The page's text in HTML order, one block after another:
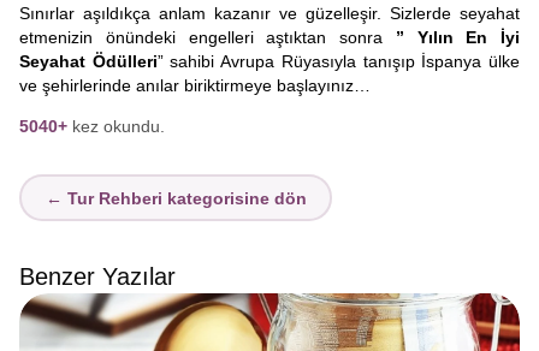
Sınırlar aşıldıkça anlam kazanır ve güzelleşir. Sizlerde seyahat
etmenizin önündeki engelleri aştıktan sonra ” Yılın En İyi
Seyahat Ödülleri” sahibi Avrupa Rüyasıyla tanışıp İspanya ülke
ve şehirlerinde anılar biriktirmeye başlayınız…
5040+ kez okundu.
← Tur Rehberi kategorisine dön
Benzer Yazılar